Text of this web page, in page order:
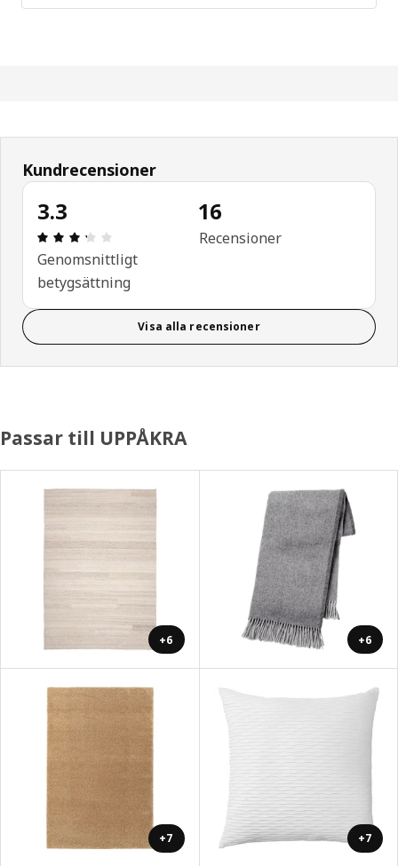
Kundrecensioner
3.3
Recension: 3.3 utav 5 stjärnor. Totalt antal
Genomsnittligt
betygsättning
16
Recensioner
Visa alla recensioner
Passar till UPPÅKRA
+6 +6
+7 +7